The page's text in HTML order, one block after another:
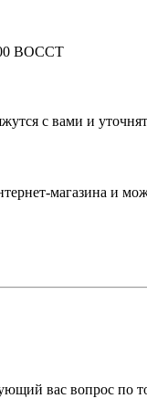
ВОССТ
с вами и уточнят
магазина и
вас вопрос по